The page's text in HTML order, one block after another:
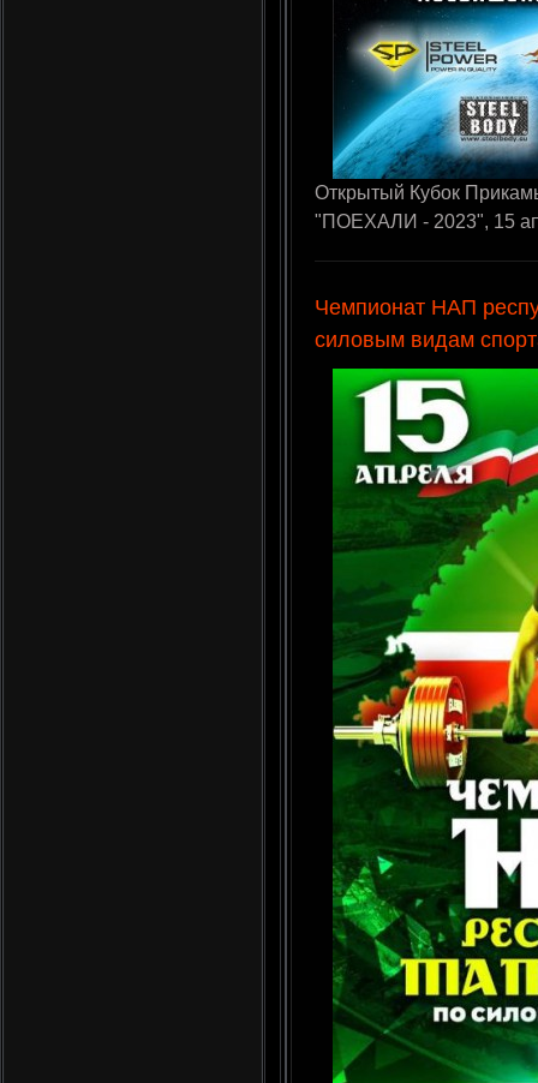
Открытый Кубок
"ПОЕХАЛИ - 2023", 15
Чемпионат НАП
силовым видам